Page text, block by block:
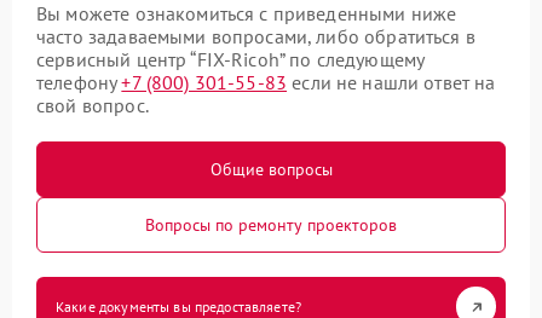
Вы можете ознакомиться с приведенными ниже
часто задаваемыми вопросами, либо обратиться в
сервисный центр “FIX-Ricoh” по следующему
телефону+7 (800) 301-55-83 если не нашли ответ на
свой вопрос.
Общие вопросы
Вопросы по ремонту проекторов
Какие документы вы предоставляете?